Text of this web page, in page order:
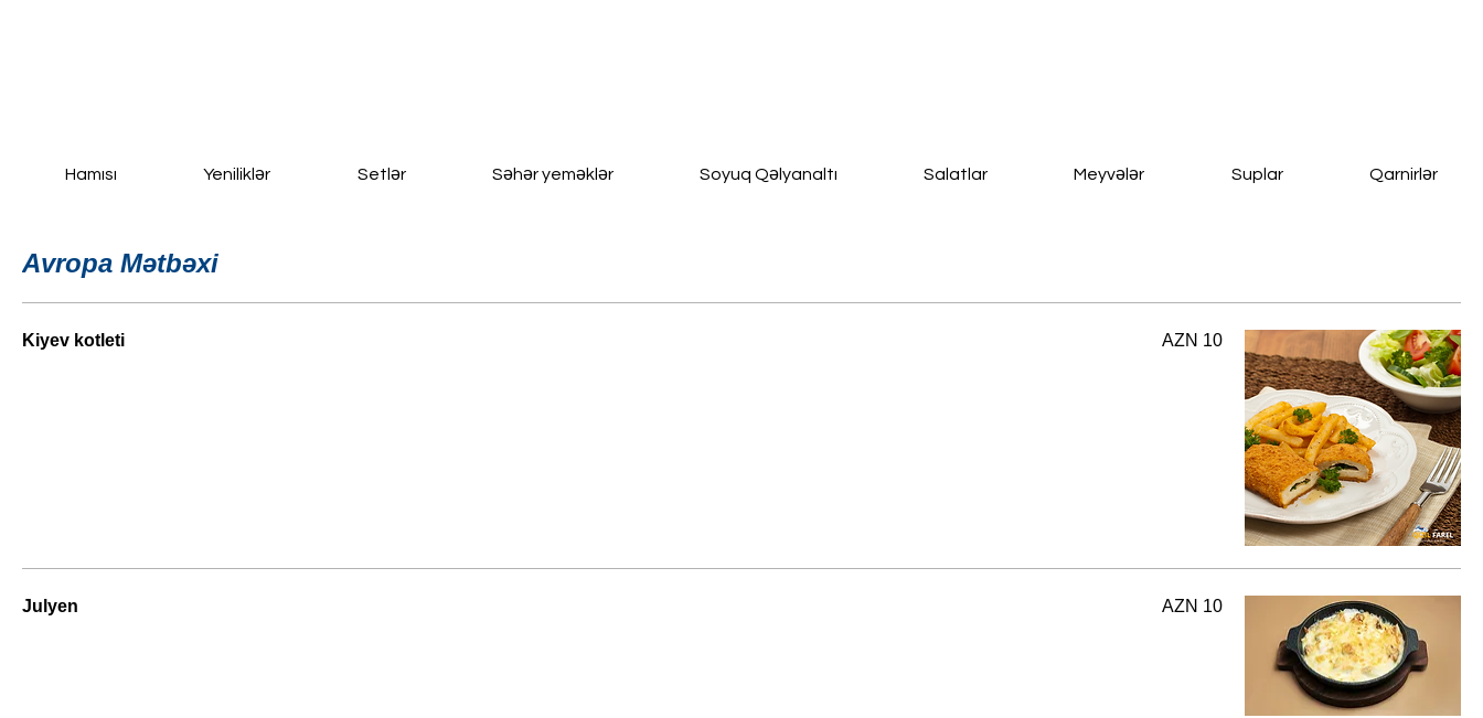
Hamısı Yeniliklər Setlər Səhər yeməklər Soyuq Qəlyanaltı Salatlar Meyvələr Suplar Qarnirlər
Avropa Mətbəxi
Kiyev kotleti AZN 10
Julyen AZN 10